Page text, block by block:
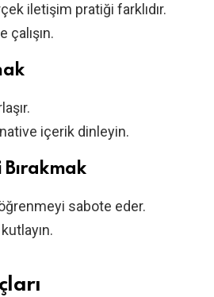
iletişim pratiği farklıdır.
içerik dinleyin.
sabote eder.